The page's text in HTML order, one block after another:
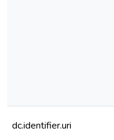
dc.identifier.uri